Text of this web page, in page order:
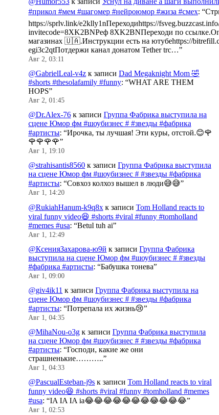
#прикол #мем #шагомер #нейроюмор #жиза #смех: “
https://sprlv.link/e2klly1nПереходиhttps://
invitecode=8XK2BNРеф 8XK2BNПереходи по
магазинах 🇺🇦.Инструкции есть на ютубеhttps://
egi3c2qtПотдержи канал донатом Tether trc…”
Авг 2, 03:11
@GabrielLeal-v4z к записи Dad Megaknight Mom 🤣
#shorts #thesolafamily #funny: “WHAT ARE THEM
HOPS”
Авг 2, 01:45
@Dr.Alex-76 к записи Группа Фабрика выступила на
сцене Юмор фм #шоубизнес # #звезды #фабрика
#артисты: “Ирочка, ты лучшая! Эти куры, отстой.😊🌹
🌹🌹🌹🌹”
Авг 1, 19:10
@strahisantis8560 к записи Группа Фабрика выступила
на сцене Юмор фм #шоубизнес # #звезды #фабрика
#артисты: “Совхоз колхоз вышел в люди😅😅”
Авг 1, 14:20
@RukiahHanum-k9q8x к записи Tom Holland reacts to
viral funny video😆 #shorts #viral #funny #tomholland
#memes #usa: “Betul tuh ai”
Авг 1, 12:49
@КсенияЗахарова-ю9й к записи Группа Фабрика
выступила на сцене Юмор фм #шоубизнес # #звезды
#фабрика #артисты: “Бабушка тонева”
Авг 1, 09:00
@giv4ik11 к записи Группа Фабрика выступила на
сцене Юмор фм #шоубизнес # #звезды #фабрика
#артисты: “Потрепала их жизнь😢”
Авг 1, 04:35
@MihaNou-o3g к записи Группа Фабрика выступила
на сцене Юмор фм #шоубизнес # #звезды #фабрика
#артисты: “Господи, какие же они
страшненькие………..”
Авг 1, 04:33
@PascualEsteban-j9s к записи Tom Holland reacts to viral
funny video😆 #shorts #viral #funny #tomholland #memes
#usa: “IA IA IA ia😂😂😂😂😂😂😂😂😂😂😂”
Авг 1, 02:53